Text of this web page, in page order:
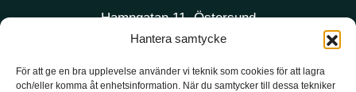
Hantera samtycke
För att ge en bra upplevelse använder vi teknik som cookies för att lagra
och/eller komma åt enhetsinformation. När du samtycker till dessa tekniker
Hamngatan 11, Östersund
Frisörlicens
VISA SALONGEN